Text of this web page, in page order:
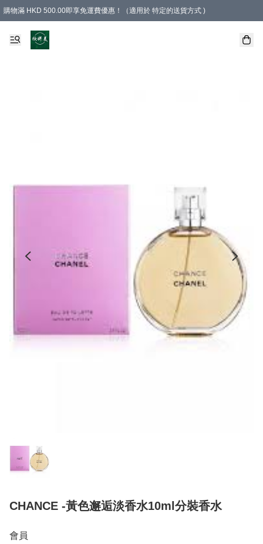
購物滿 HKD 500.00即享免運費優惠！（適用於 特定的送貨方式 )
CHANCE -黃色邂逅淡香水10ml分裝香水
會員